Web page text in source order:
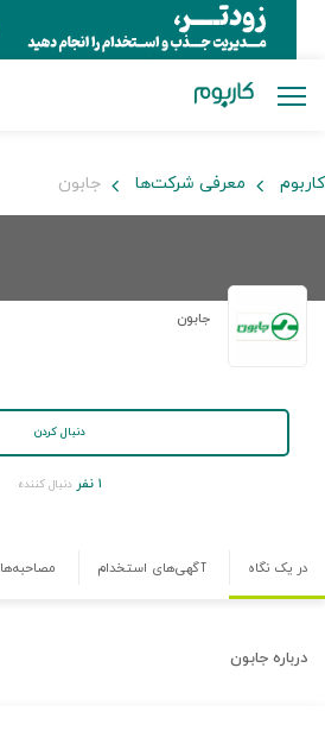
کاربوم معرفی شرکت‌ها جابون
جابون
دنبال کردن
۱ نفر دنبال کننده
در یک نگاه آگهی‌های استخدام مصاحبه‌ها
درباره جابون